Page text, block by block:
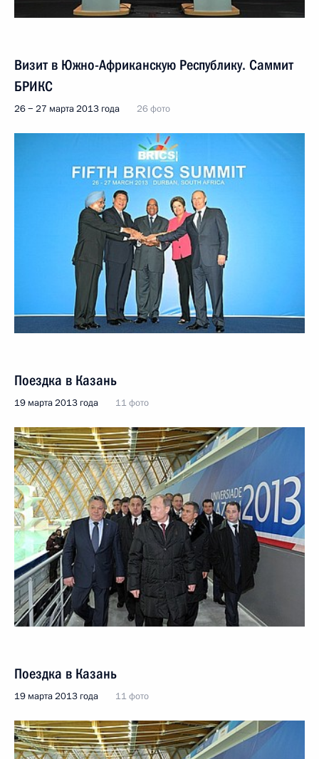
Визит в Южно-Африканскую Республику. Саммит
БРИКС
26 − 27 марта 2013 года 26 фото
Поездка в Казань
19 марта 2013 года 11 фото
Поездка в Казань
19 марта 2013 года 11 фото